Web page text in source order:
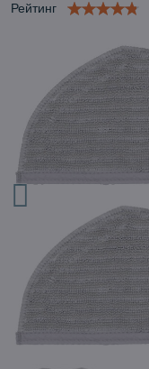
Рейтинг